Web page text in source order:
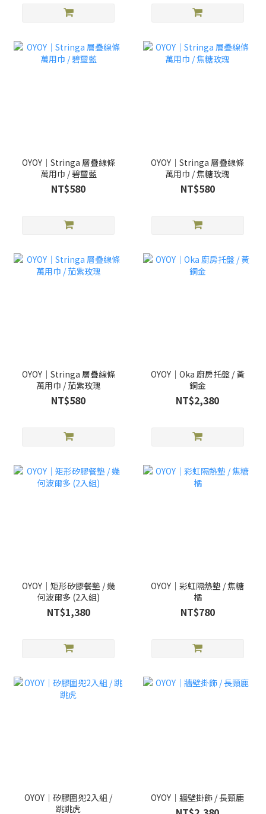
OYOY｜Stringa 層疊線條
萬用巾 / 碧璽藍
NT$580
OYOY｜Stringa 層疊線條
萬用巾 / 焦糖玫瑰
NT$580
OYOY｜Stringa 層疊線條
萬用巾 / 茄紫玫瑰
NT$580
OYOY｜Oka 廚房托盤 / 黃
銅金
NT$2,380
OYOY｜矩形矽膠餐墊 / 幾
何波爾多 (2入組)
NT$1,380
OYOY｜彩虹隔熱墊 / 焦糖
橘
NT$780
OYOY｜矽膠圍兜2入組 /
跳跳虎
OYOY｜牆壁掛飾 / 長頸鹿